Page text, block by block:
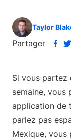
Taylor
Partager
Si vous partez
semaine, vous
application de
parlez pas
Mexique,